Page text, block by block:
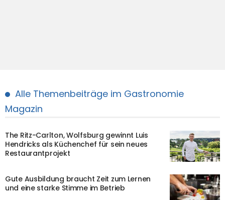
Alle Themenbeiträge im Gastronomie
Magazin
The Ritz-Carlton, Wolfsburg gewinnt Luis
Hendricks als Küchenchef für sein neues
Restaurantprojekt
Gute Ausbildung braucht Zeit zum Lernen
und eine starke Stimme im Betrieb